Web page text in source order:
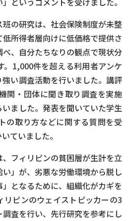
の研究は、社会保険制度が未整
所得者層向けに低価格で提供さ
、自分たちなりの観点で現状分
。1,000件を超える利用者アンケ
い調査活動を行いました。講評
関・団体に聞き取り調査を実施
いました。発表を聞いていた学生
の取り方などに関する質問を受
ていました。
フィリピンの貧困層が生計を立
」が、劣悪な労働環境から脱し
となるために、組織化がカギを
リピンのウェイストピッカーの3
査を行い、先行研究を参考にし